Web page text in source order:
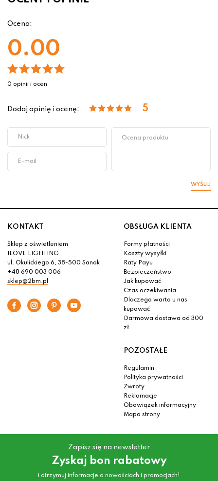
Ocena:
0.00
0 opinii i ocen
Dodaj opinię i ocenę: 5
WYŚLIJ
KONTAKT
Sklep z oświetleniem
ILOVE LIGHTING
ul. Okulickiego 6, 38-500 Sanok
+48 690 003 006
sklep@2bm.pl
OBSŁUGA KLIENTA
Formy płatności
Koszty wysyłki
Raty Payu
Bezpieczeństwo
Jak kupować
Czas oczekiwania
Dlaczego warto u nas
kupować
Darmowa dostawa od 300
zł
POZOSTAŁE
Regulamin
Polityka prywatności
Zwroty
Reklamacje
Obowiązek informacyjny
Mapa strony
Zapisz się na newsletter
Zyskaj bon rabatowy
i otrzymuj informacje o nowościach i promocjach!